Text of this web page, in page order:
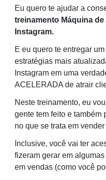
Eu quero te ajudar a
treinamento Máquina
Instagram.
E eu quero te entregar
estratégias mais
Instagram em uma
ACELERADA de atrair
Neste treinamento, eu
gente tem feito e também
no que se trata em
Inclusive, você vai ter
fizeram gerar em
em vendas (como você